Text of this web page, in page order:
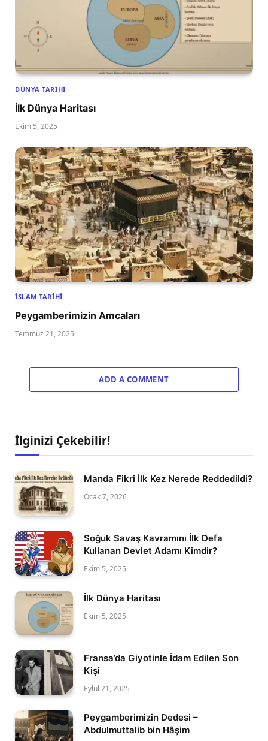
DÜNYA TARIHI
İlk Dünya Haritası
Ekim 5, 2025
İSLAM TARIHI
Peygamberimizin Amcaları
Temmuz 21, 2025
ADD A COMMENT
İlginizi Çekebilir!
Manda Fikri İlk Kez Nerede Reddedildi?
Ocak 7, 2026
Soğuk Savaş Kavramını İlk Defa
Kullanan Devlet Adamı Kimdir?
Ekim 5, 2025
İlk Dünya Haritası
Ekim 5, 2025
Fransa’da Giyotinle İdam Edilen Son
Kişi
Eylül 21, 2025
Peygamberimizin Dedesi –
Abdulmuttalib bin Hâşim